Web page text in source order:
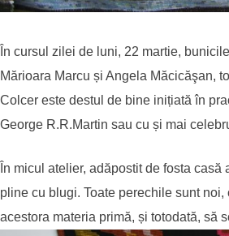
În cursul zilei de luni, 22 martie,
Mărioara Marcu și Angela Măcicăşan,
Colcer este destul de bine inițiată în
George R.R.Martin sau cu și mai
În micul atelier, adăpostit de fosta
pline cu blugi. Toate perechile sunt
acestora materia primă, și totodată, să